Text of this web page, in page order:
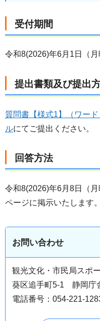
受付期間
令和8(2026)年6月1日（
提出書類及び提出
質問書【様式1】（ワード
ルにてご提出ください。
回答方法
令和8(2026)年6月8日（
ページに掲示いたします。
お問い合わせ
観光文化・市民局スポ
葵区追手町5-1 静岡庁
電話番号：054-221-